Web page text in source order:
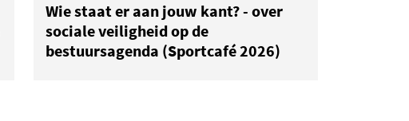
Wie staat er aan jouw kant? - over
sociale veiligheid op de
bestuursagenda (Sportcafé 2026)